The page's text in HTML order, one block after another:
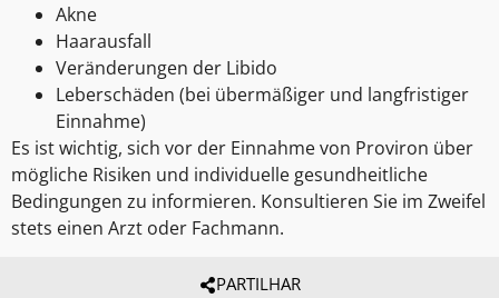
Akne
Haarausfall
Veränderungen der Libido
Leberschäden (bei übermäßiger und langfristiger
Einnahme)
Es ist wichtig, sich vor der Einnahme von Proviron über
mögliche Risiken und individuelle gesundheitliche
Bedingungen zu informieren. Konsultieren Sie im Zweifel
stets einen Arzt oder Fachmann.
PARTILHAR